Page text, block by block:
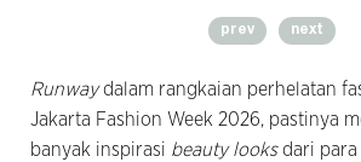
prev next
Runwaydalam rangkaian perhelatan
Jakarta Fashion Week 2026, pastinya
banyak inspirasi beauty looksdari para